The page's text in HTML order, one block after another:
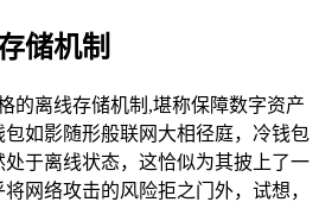
储机制
的离线存储机制,堪称保障数字资产
如影随形般联网大相径庭，冷钱包
于离线状态，这恰似为其披上了一
网络攻击的风险拒之门外，试想，